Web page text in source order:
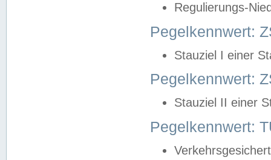
Regulierungs-
Pegelkennwert:
Stauziel I einer
Pegelkennwert:
Stauziel II einer
Pegelkennwert: